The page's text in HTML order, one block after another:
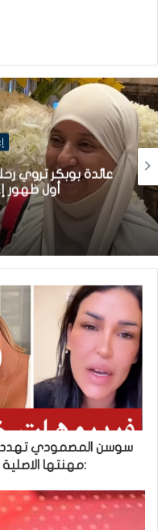
عائدة بوبكر تروي
أول ظهور
سوسن المصمودي تهدد
:مهنتها